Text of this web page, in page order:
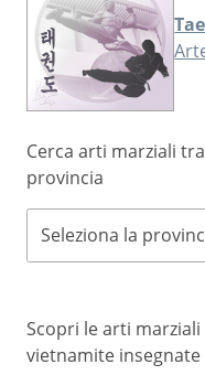
Cerca arti marziali
provincia
Seleziona la
Scopri le arti
vietnamite